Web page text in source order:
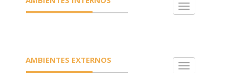
Toggle
AMBIENTES EXTERNOS
Toggle